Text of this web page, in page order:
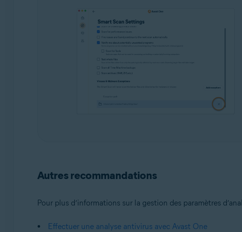
Autres recommandations
Pour plus d’informations sur la gestion des paramètres
Effectuer une analyse antivirus avec Avast One